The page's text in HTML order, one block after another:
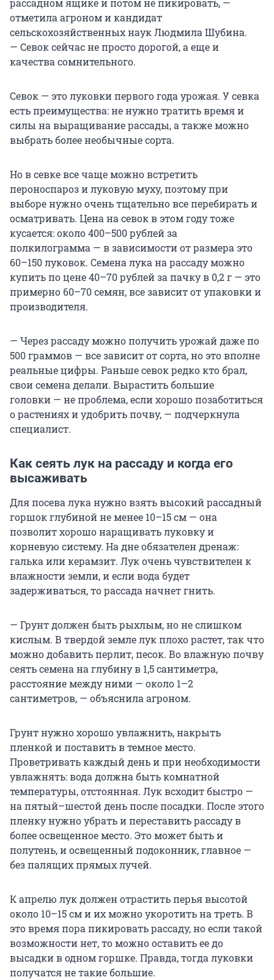
рассадном ящике и потом не пикировать, —
отметила агроном и кандидат
сельскохозяйственных наук Людмила Шубина.
— Севок сейчас не просто дорогой, а еще и
качества сомнительного.
Севок — это луковки первого года урожая. У севка
есть преимущества: не нужно тратить время и
силы на выращивание рассады, а также можно
выбрать более необычные сорта.
Но в севке все чаще можно встретить
пероноспароз и луковую муху, поэтому при
выборе нужно очень тщательно все перебирать и
осматривать. Цена на севок в этом году тоже
кусается: около 400–500 рублей за
полкилограмма — в зависимости от размера это
60–150 луковок. Семена лука на рассаду можно
купить по цене 40–70 рублей за пачку в 0,2 г — это
примерно 60–70 семян, все зависит от упаковки и
производителя.
— Через рассаду можно получить урожай даже по
500 граммов — все зависит от сорта, но это вполне
реальные цифры. Раньше севок редко кто брал,
свои семена делали. Вырастить большие
головки — не проблема, если хорошо позаботиться
о растениях и удобрить почву, — подчеркнула
специалист.
Как сеять лук на рассаду и когда его
высаживать
Для посева лука нужно взять высокий рассадный
горшок глубиной не менее 10–15 см — она
позволит хорошо наращивать луковку и
корневую систему. На дне обязателен дренаж:
галька или керамзит. Лук очень чувствителен к
влажности земли, и если вода будет
задерживаться, то рассада начнет гнить.
— Грунт должен быть рыхлым, но не слишком
кислым. В твердой земле лук плохо растет, так что
можно добавить перлит, песок. Во влажную почву
сеять семена на глубину в 1,5 сантиметра,
расстояние между ними — около 1–2
сантиметров, — объяснила агроном.
Грунт нужно хорошо увлажнить, накрыть
пленкой и поставить в темное место.
Проветривать каждый день и при необходимости
увлажнять: вода должна быть комнатной
температуры, отстоянная. Лук всходит быстро —
на пятый–шестой день после посадки. После этого
пленку нужно убрать и переставить рассаду в
более освещенное место. Это может быть и
полутень, и освещенный подоконник, главное —
без палящих прямых лучей.
К апрелю лук должен отрастить перья высотой
около 10–15 см и их можно укоротить на треть. В
это время пора пикировать рассаду, но если такой
возможности нет, то можно оставить ее до
высадки в одном горшке. Правда, тогда луковки
получатся не такие большие.